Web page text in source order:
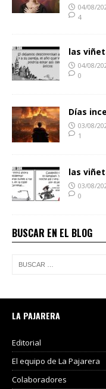
04/08/
4
las
04/08/
0
Días
03/08/
1
las
03/08/
0
BUSCAR EN EL BLOG
LA PAJARERA
Editorial
El equipo de La Pajarera
Colaboradores